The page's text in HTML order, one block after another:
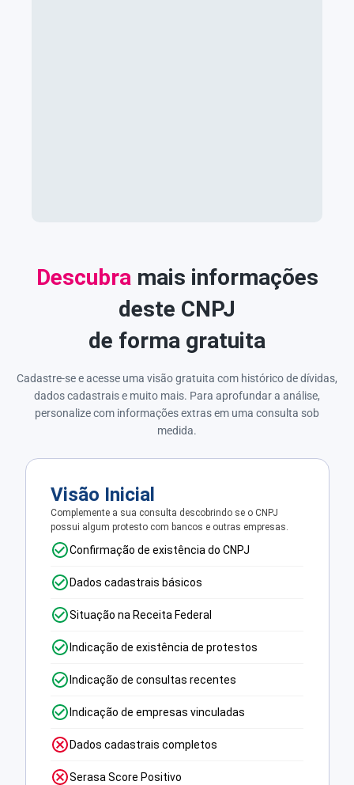
Descubra mais informações
deste CNPJ
de forma gratuita
Cadastre-se e acesse uma visão gratuita com histórico de dívidas,
dados cadastrais e muito mais. Para aprofundar a análise,
personalize com informações extras em uma consulta sob
medida.
Visão Inicial
Complemente a sua consulta descobrindo se o CNPJ
possui algum protesto com bancos e outras empresas.
Confirmação de existência do CNPJ
Dados cadastrais básicos
Situação na Receita Federal
Indicação de existência de protestos
Indicação de consultas recentes
Indicação de empresas vinculadas
Dados cadastrais completos
Serasa Score Positivo